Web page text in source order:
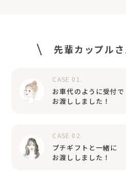
先輩カップル
CASE 01.
お車代のように受付で
お渡ししました！
したが、友人などのゲストには
車代と一緒にプラギフを渡しま
CASE 02.
プチギフトと一緒に
お渡ししました！